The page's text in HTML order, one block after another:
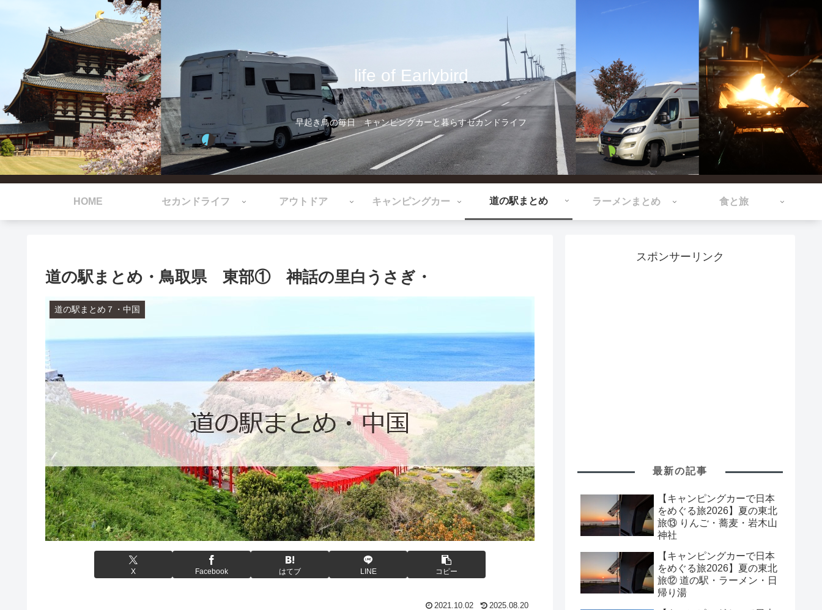
life of Earlybird
早起き鳥の毎日 キャンピングカーと暮らすセカンドライフ
HOME セカンドライフ アウトドア キャンピングカー 道の駅まとめ ラーメンまとめ 食と旅
道の駅まとめ・鳥取県 東部① 神話の里白うさぎ・
道の駅まとめ７・中国
X Facebook はてブ LINE コピー
2021.10.02 2025.08.20
スポンサーリンク
最新の記事
【キャンピングカーで日本
をめぐる旅2026】夏の東北
旅⑬ りんご・蕎麦・岩木山
神社
【キャンピングカーで日本
をめぐる旅2026】夏の東北
旅⑫ 道の駅・ラーメン・日
帰り湯